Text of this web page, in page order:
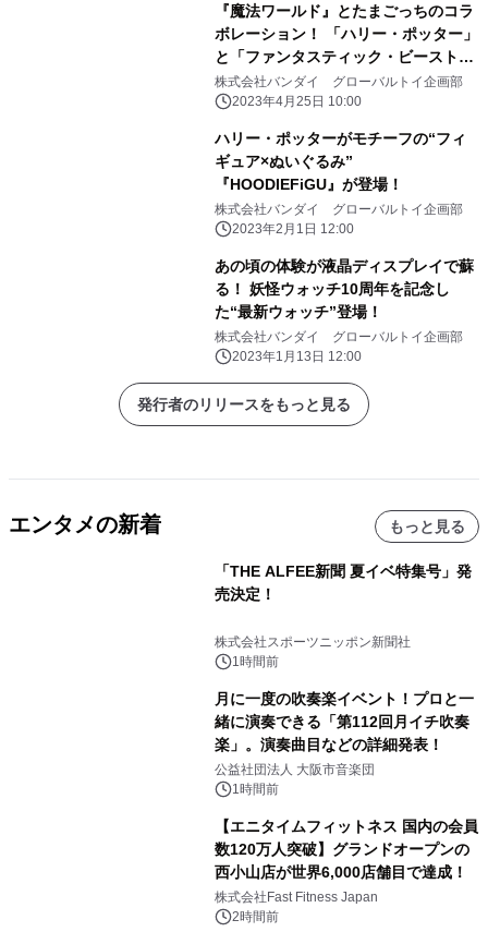
『魔法ワールド』とたまごっちのコラ
ボレーション！ 「ハリー・ポッター」
と「ファンタスティック・ビースト」
に 登場する魔法生物25種をお世話し
よう！
株式会社バンダイ グローバルトイ企画部
2023年4月25日 10:00
ハリー・ポッターがモチーフの“フィ
ギュア×ぬいぐるみ”
『HOODIEFiGU』が登場！
株式会社バンダイ グローバルトイ企画部
2023年2月1日 12:00
あの頃の体験が液晶ディスプレイで蘇
る！ 妖怪ウォッチ10周年を記念し
た“最新ウォッチ”登場！
株式会社バンダイ グローバルトイ企画部
2023年1月13日 12:00
発行者のリリースをもっと見る
エンタメの新着 もっと見る
「THE ALFEE新聞 夏イベ特集号」発
売決定！
株式会社スポーツニッポン新聞社
1時間前
月に一度の吹奏楽イベント！プロと一
緒に演奏できる「第112回月イチ吹奏
楽」。演奏曲目などの詳細発表！
公益社団法人 大阪市音楽団
1時間前
【エニタイムフィットネス 国内の会員
数120万人突破】グランドオープンの
西小山店が世界6,000店舗目で達成！
株式会社Fast Fitness Japan
2時間前